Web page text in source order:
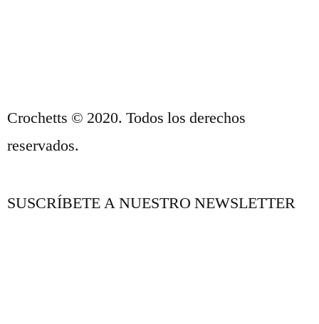
Crochetts © 2020. Todos los derechos
reservados.
SUSCRÍBETE A NUESTRO NEWSLETTER